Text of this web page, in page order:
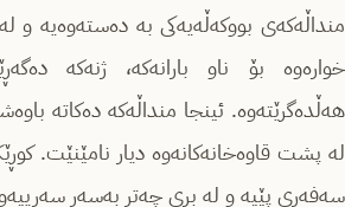
منداڵەکەی بووکەڵەیەکی بە دەستەوەیە و
خواره‌وه‌ بۆ ناو بارانه‌که‌، ژنەکە
هەڵدەگرێتەوە. ئینجا منداڵه‌که‌ ده‌کاته‌
لە پشت قاوەخانەکانەوە دیار نامێنێت.
سەفەری پێیە و لە بری چەتر به‌سه‌ر سه‌رییه‌وه‌